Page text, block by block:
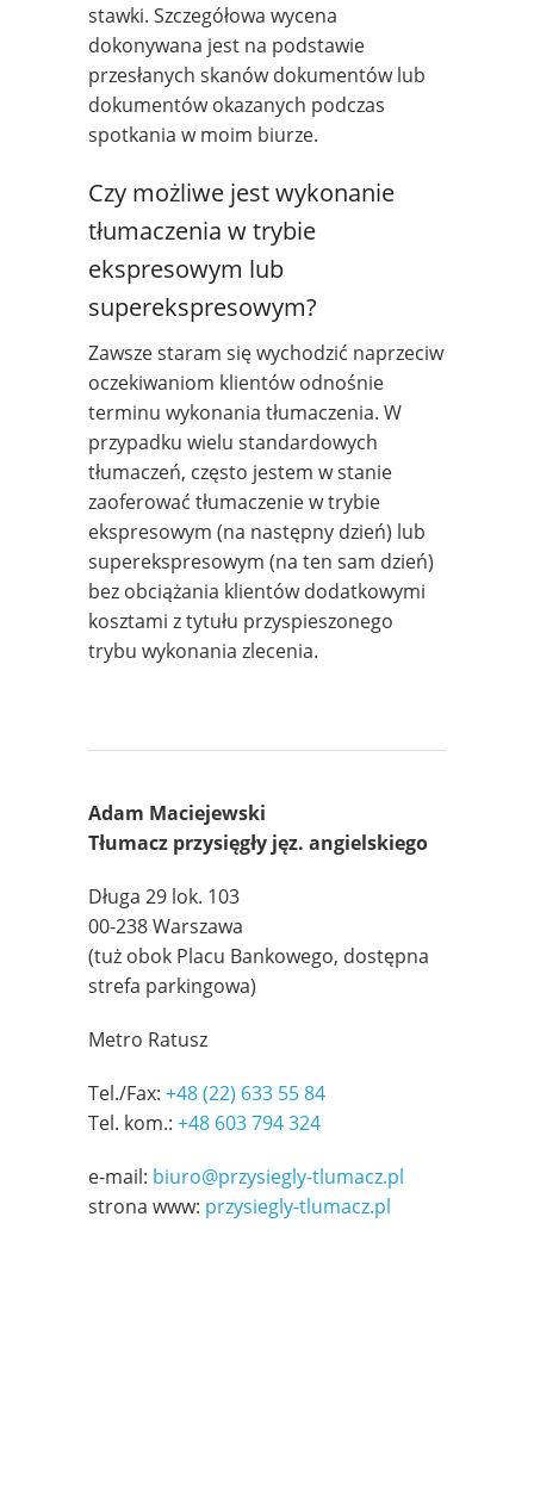
stawki. Szczegółowa wycena
dokonywana jest na podstawie
przesłanych skanów dokumentów lub
dokumentów okazanych podczas
spotkania w moim biurze.
Czy możliwe jest wykonanie
tłumaczenia w trybie
ekspresowym lub
superekspresowym?
Zawsze staram się wychodzić naprzeciw
oczekiwaniom klientów odnośnie
terminu wykonania tłumaczenia. W
przypadku wielu standardowych
tłumaczeń, często jestem w stanie
zaoferować tłumaczenie w trybie
ekspresowym (na następny dzień) lub
superekspresowym (na ten sam dzień)
bez obciążania klientów dodatkowymi
kosztami z tytułu przyspieszonego
trybu wykonania zlecenia.
Adam Maciejewski
Tłumacz przysięgły jęz. angielskiego
Długa 29 lok. 103
00-238 Warszawa
(tuż obok Placu Bankowego, dostępna
strefa parkingowa)
Metro Ratusz
Tel./Fax: +48 (22) 633 55 84
Tel. kom.: +48 603 794 324
e-mail: biuro@przysiegly-tlumacz.pl
strona www: przysiegly-tlumacz.pl